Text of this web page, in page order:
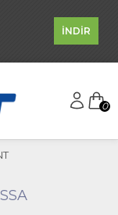
İNDİR
0